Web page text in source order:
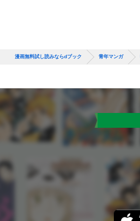
漫画無料試し読みならdブック 青年マンガ